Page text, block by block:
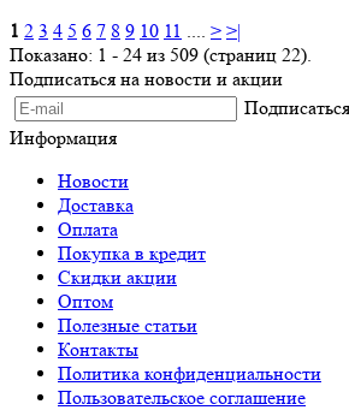
1 2 3 4 5 6 7 8 9 10 11 .... > >|
Показано: 1 - 24 из 509 (страниц 22).
Подписаться на новости и акции
Подписаться
Информация
Новости
Доставка
Оплата
Покупка в кредит
Скидки акции
Оптом
Полезные статьи
Контакты
Политика конфиденциальности
Пользовательское соглашение